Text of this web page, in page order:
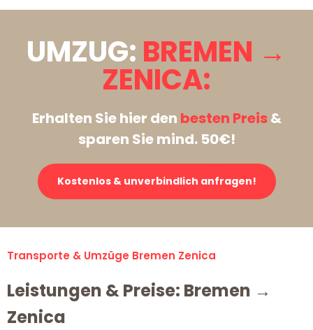
UMZUG: BREMEN →
ZENICA:
Erhalten Sie hier den besten Preis&
sparen Sie mind. 50€!
Kostenlos & unverbindlich anfragen!
Transporte & Umzüge Bremen Zenica
Leistungen & Preise: Bremen →
Zenica